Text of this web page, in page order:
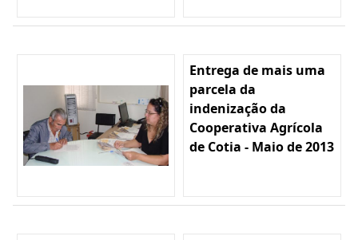
Entrega de mais uma
parcela da
indenização da
Cooperativa Agrícola
de Cotia - Maio de 2013